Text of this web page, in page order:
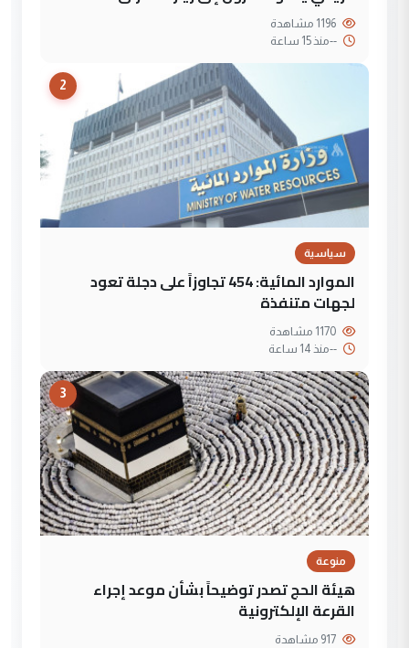
--منذ 15 ساعة
2
سياسية
الموارد المائية: 454 تجاوزاً على دجلة تعود
لجهات متنفذة
--منذ 14 ساعة
3
منوعة
هيئة الحج تصدر توضيحاً بشأن موعد إجراء
القرعة الإلكترونية